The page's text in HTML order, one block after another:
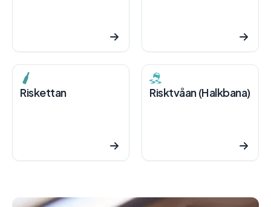
Riskettan Risktvåan (Halkbana)